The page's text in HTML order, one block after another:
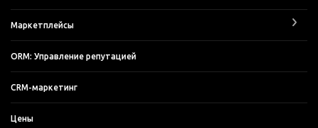
Маркетплейсы
ORM: Управление репутацией
CRM-маркетинг
Цены